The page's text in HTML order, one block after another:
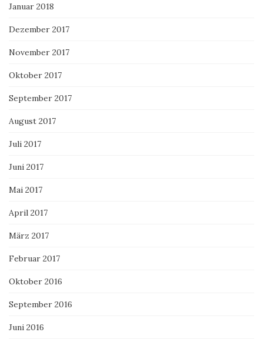
Januar 2018
Dezember 2017
November 2017
Oktober 2017
September 2017
August 2017
Juli 2017
Juni 2017
Mai 2017
April 2017
März 2017
Februar 2017
Oktober 2016
September 2016
Juni 2016